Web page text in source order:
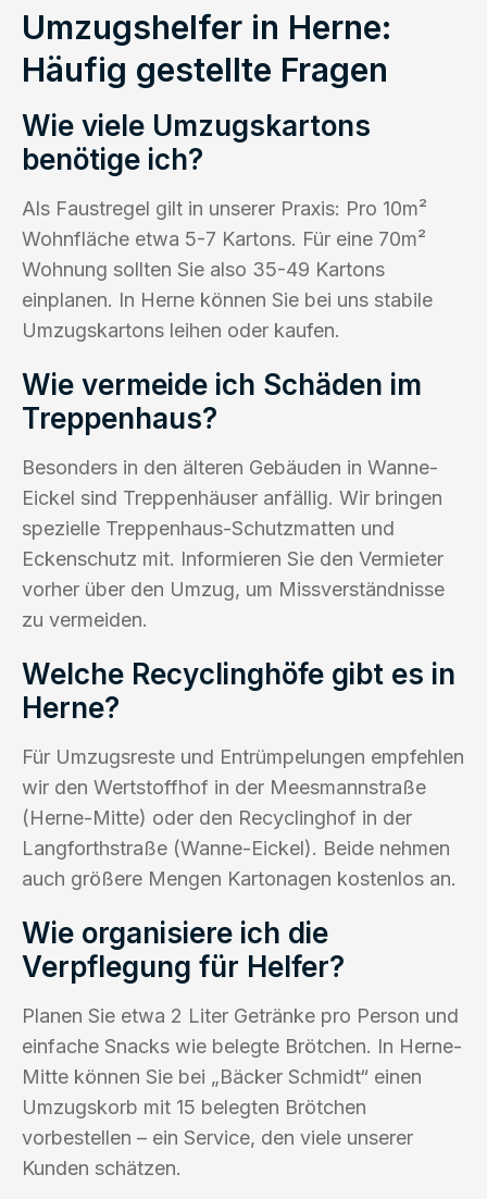
Umzugshelfer in Herne:
Häufig gestellte Fragen
Wie viele Umzugskartons
benötige ich?
Als Faustregel gilt in unserer Praxis: Pro 10m²
Wohnfläche etwa 5-7 Kartons. Für eine 70m²
Wohnung sollten Sie also 35-49 Kartons
einplanen. In Herne können Sie bei uns stabile
Umzugskartons leihen oder kaufen.
Wie vermeide ich Schäden im
Treppenhaus?
Besonders in den älteren Gebäuden in Wanne-
Eickel sind Treppenhäuser anfällig. Wir bringen
spezielle Treppenhaus-Schutzmatten und
Eckenschutz mit. Informieren Sie den Vermieter
vorher über den Umzug, um Missverständnisse
zu vermeiden.
Welche Recyclinghöfe gibt es in
Herne?
Für Umzugsreste und Entrümpelungen empfehlen
wir den Wertstoffhof in der Meesmannstraße
(Herne-Mitte) oder den Recyclinghof in der
Langforthstraße (Wanne-Eickel). Beide nehmen
auch größere Mengen Kartonagen kostenlos an.
Wie organisiere ich die
Verpflegung für Helfer?
Planen Sie etwa 2 Liter Getränke pro Person und
einfache Snacks wie belegte Brötchen. In Herne-
Mitte können Sie bei „Bäcker Schmidt“ einen
Umzugskorb mit 15 belegten Brötchen
vorbestellen – ein Service, den viele unserer
Kunden schätzen.